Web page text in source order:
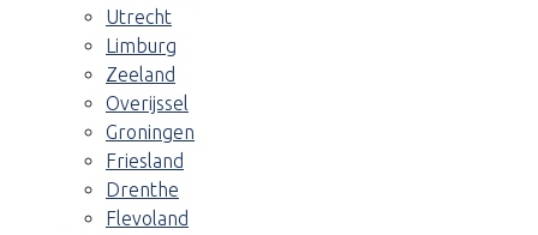
Utrecht
Limburg
Zeeland
Overijssel
Groningen
Friesland
Drenthe
Flevoland